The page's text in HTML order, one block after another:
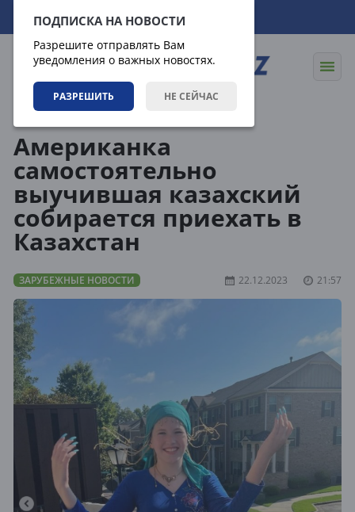
ПОДПИСКА НА НОВОСТИ
Разрешите отправлять Вам
уведомления о важных новостях.
РАЗРЕШИТЬ НЕ СЕЙЧАС
09.08.2026 20:30:06
Американка
самостоятельно
выучившая казахский
собирается приехать в
Казахстан
ЗАРУБЕЖНЫЕ НОВОСТИ 22.12.2023 21:57